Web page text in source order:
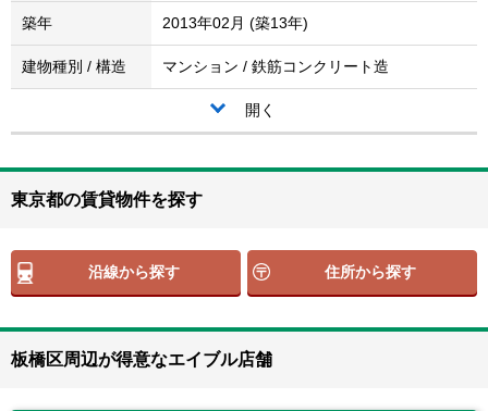
築年 2013年02月 (築13年)
建物種別 / 構造 マンション / 鉄筋コンクリート造
開く
東京都の賃貸物件を探す
沿線から探す 住所から探す
板橋区周辺が得意なエイブル店舗